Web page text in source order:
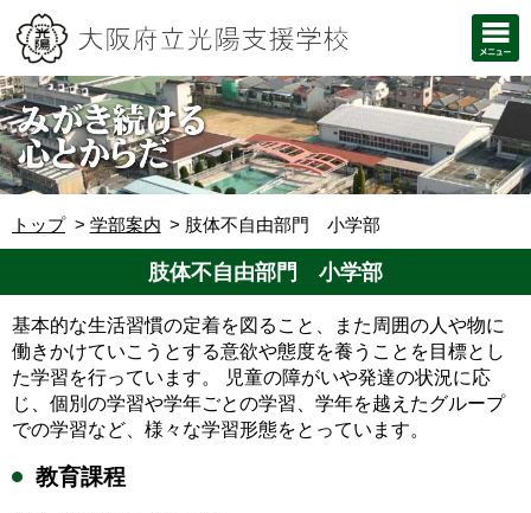
トップ 学部案内 肢体不自由部門 小学部
肢体不自由部門 小学部
基本的な生活習慣の定着を図ること、また周囲の人や物に
働きかけていこうとする意欲や態度を養うことを目標とし
た学習を行っています。 児童の障がいや発達の状況に応
じ、個別の学習や学年ごとの学習、学年を越えたグループ
での学習など、様々な学習形態をとっています。
教育課程